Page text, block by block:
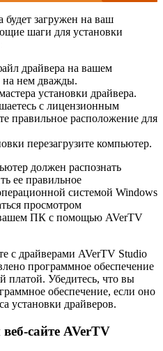
будет загружен на ваш
шаги для установки
драйвера на вашем
на нем дважды.
установки драйвера.
с лицензионным
правильное расположение для
перезагрузите компьютер.
должен распознать
ее правильное
системой Windows
просмотром
ПК с помощью AVerTV
с драйверами AVerTV Studio
программное обеспечение
платой. Убедитесь, что вы
обеспечение, если оно
установки драйверов.
сайте AVerTV